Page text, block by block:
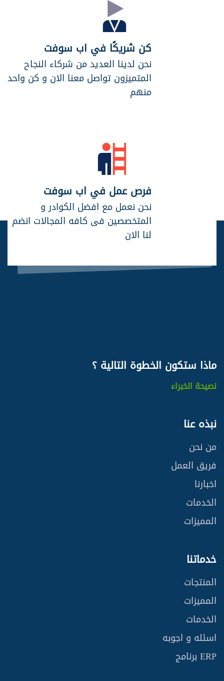
كن شريكًا في اب سوفت
نحن لدينا العديد من شركاء النجاح
المتميزون تواصل معنا الان و كن واحد
منهم
فرص عمل في اب سوفت
نحن نعمل مع افضل الكوادر و
المتخصصين فى كافه المجالات انضم
لنا الان
ماذا ستكون الخطوة التالية ؟
نصيحة الخبراء
نبذه عنا
من نحن
فريق العمل
اخبارنا
الخدمات
المميزات
خدماتنا
المنتجات
المميزات
الخدمات
اسئله و اجوبه
ERP برنامج